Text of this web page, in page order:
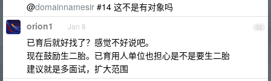
@domainnamesir #14 这不是有对象吗
33
orion1 Jan 8
已育后就好找了？感觉不好说吧。
现在鼓励生二胎。已育用人单位也担心是不是要生二胎
建议就是多面试，扩大范围